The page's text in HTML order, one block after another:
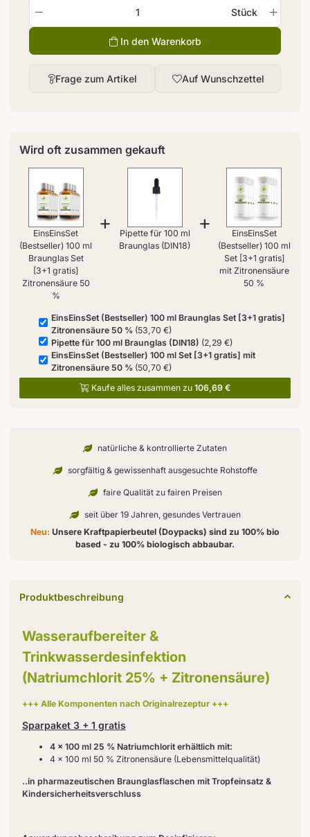
Frage zum Artikel Auf Wunschzettel
Stück
In den Warenkorb
Wird oft zusammen gekauft
EinsEinsSet
(Bestseller) 100 ml
Braunglas Set
[3+1 gratis]
Zitronensäure 50
%
+
Pipette für 100 ml
Braunglas (DIN18)
+
EinsEinsSet
(Bestseller) 100 ml
Set [3+1 gratis]
mit Zitronensäure
50 %
EinsEinsSet (Bestseller) 100 ml Braunglas Set [3+1 gratis]
Zitronensäure 50 % (53,70 €)
Pipette für 100 ml Braunglas (DIN18) (2,29 €)
EinsEinsSet (Bestseller) 100 ml Set [3+1 gratis] mit
Zitronensäure 50 % (50,70 €)
Kaufe alles zusammen zu 106,69 €
natürliche & kontrollierte Zutaten
sorgfältig & gewissenhaft ausgesuchte Rohstoffe
faire Qualität zu fairen Preisen
seit über 19 Jahren, gesundes Vertrauen
Neu: Unsere Kraftpapierbeutel (Doypacks) sind zu 100% bio
based - zu 100% biologisch abbaubar.
Produktbeschreibung
Wasseraufbereiter &
Trinkwasserdesinfektion
(Natriumchlorit 25% + Zitronensäure)
+++ Alle Komponenten nach Originalrezeptur +++
Sparpaket 3 + 1 gratis
4 x 100 ml 25 % Natriumchlorit erhältlich mit:
4 x 100 ml 50 % Zitronensäure (Lebensmittelqualität)
..in pharmazeutischen Braunglasflaschen mit Tropfeinsatz &
Kindersicherheitsverschluss